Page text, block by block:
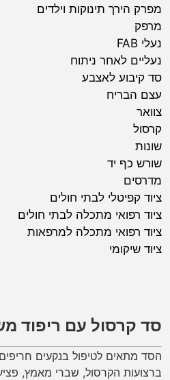
מפרק הירך תינוקות וילדים
מרפק
נעלי FAB
נעליים לאחר ניתוח
סד קיבוע לאצבע
עצם הבריח
צוואר
קרסול
שונות
שורש כף יד
מדרסים
ציוד קפיטלי לבתי חולים
ציוד רפואי מתכלה לבתי חולים
ציוד רפואי מתכלה למרפאות
ציוד שיקומי
סד קרסול עם ריפוד
הסד מתאים לטיפול בנקעים
ברצועות הקרסול, שברי מאמץ,